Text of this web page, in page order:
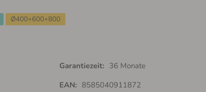
Ø400+600+800
Garantiezeit: 36 Monate
EAN: 8585040911872